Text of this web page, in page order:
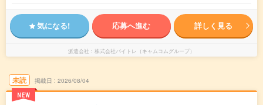
気になる! 応募へ進む 詳しく見る
派遣会社 株式会社バイトレ（キャムコムグループ）
未読
NEW
掲載日 2026/08/04